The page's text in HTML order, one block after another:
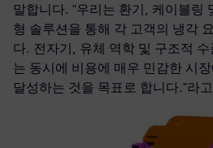
말합니다. "우리는 환기, 케이블링
형 솔루션을 통해 각 고객의 냉각
다. 전자기, 유체 역학 및 구조적
는 동시에 비용에 매우 민감한 시
달성하는 것을 목표로 합니다."라